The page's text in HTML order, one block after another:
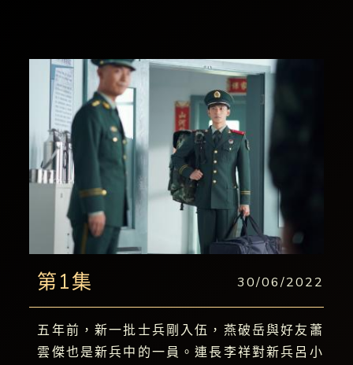
第1集 30/06/2022
五年前，新一批士兵剛入伍，燕破岳與好友蕭
雲傑也是新兵中的一員。連長李祥對新兵呂小